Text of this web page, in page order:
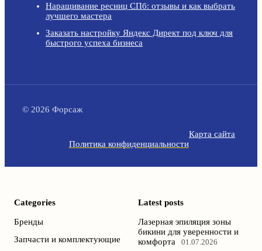
Наращивание ресниц СПб: отзывы и как выбрать
лучшего мастера
Заказать настройку Яндекс Директ под ключ для
быстрого успеха бизнеса
© 2026 Форсаж
Карта сайта
Политика конфиденциальности
Categories
Бренды
Запчасти и комплектующие
Latest posts
Лазерная эпиляция зоны
бикини для уверенности и
комфорта
01.07.2026